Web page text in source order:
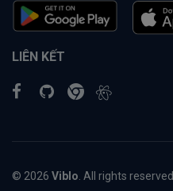
LIÊN KẾT
© 2026 Viblo . All rights reserved.